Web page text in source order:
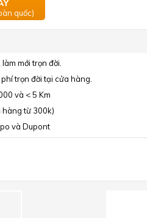
quốc)
mới trọn đời.
trọn đời tại cửa hàng.
và < 5 Km
hàng từ 300k)
và Dupont